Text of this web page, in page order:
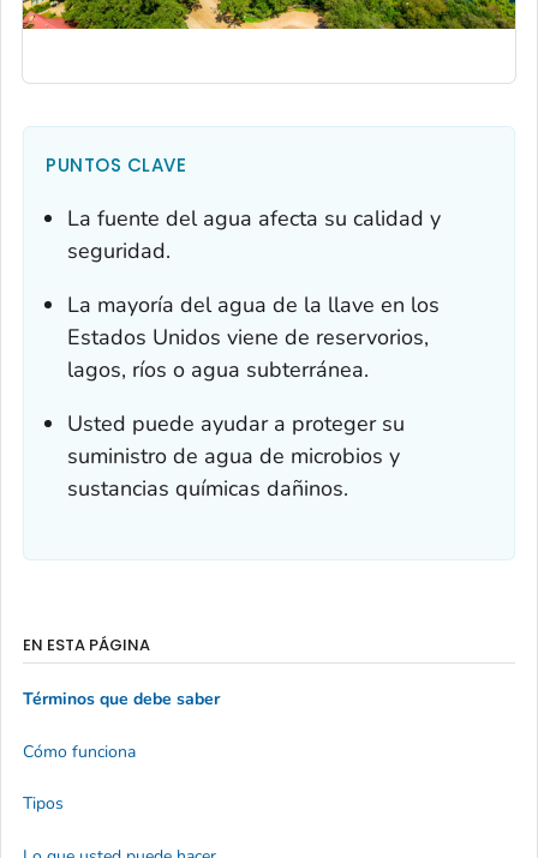
PUNTOS CLAVE
La fuente del agua afecta su calidad y
seguridad.
La mayoría del agua de la llave en los
Estados Unidos viene de reservorios,
lagos, ríos o agua subterránea.
Usted puede ayudar a proteger su
suministro de agua de microbios y
sustancias químicas dañinos.
EN ESTA PÁGINA
Términos que debe saber
Cómo funciona
Tipos